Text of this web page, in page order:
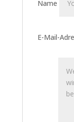
Name
E-Mail-